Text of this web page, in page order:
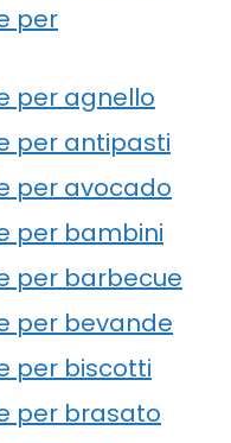
per
per agnello
per antipasti
per avocado
per bambini
per barbecue
per bevande
per biscotti
per brasato